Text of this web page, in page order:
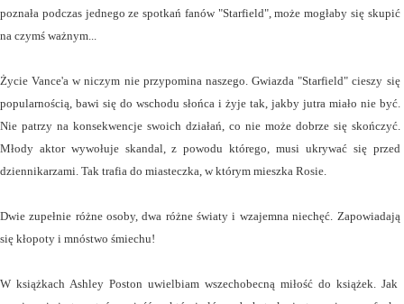
poznała podczas jednego ze spotkań fanów "Starfield", może mogłaby się skupić
na czymś ważnym...
Życie Vance'a w niczym nie przypomina naszego. Gwiazda "Starfield" cieszy się
popularnością, bawi się do wschodu słońca i żyje tak, jakby jutra miało nie być.
Nie patrzy na konsekwencje swoich działań, co nie może dobrze się skończyć.
Młody aktor wywołuje skandal, z powodu którego, musi ukrywać się przed
dziennikarzami. Tak trafia do miasteczka, w którym mieszka Rosie.
Dwie zupełnie różne osoby, dwa różne światy i wzajemna niechęć. Zapowiadają
się kłopoty i mnóstwo śmiechu!
W książkach Ashley Poston uwielbiam wszechobecną miłość do książek. Jak